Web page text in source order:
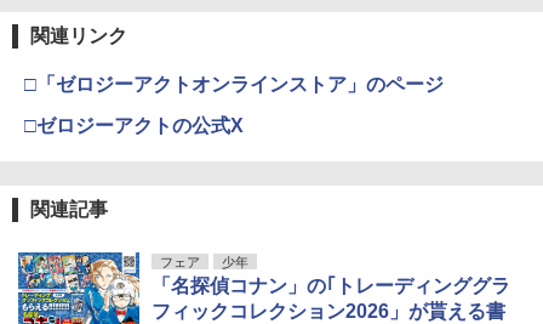
関連リンク
□「ゼロジーアクトオンラインストア」のページ
□ゼロジーアクトの公式X
関連記事
フェア 少年
「名探偵コナン」の｢トレーディンググラ
フィックコレクション2026」が貰える書